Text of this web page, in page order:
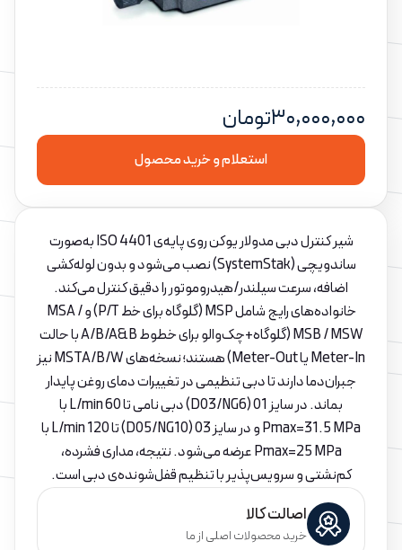
۳۰,۰۰۰,۰۰۰تومان
استعلام و خرید محصول
شیر کنترل دبی مدولار یوکن روی پایه‌ی ISO 4401 به‌صورت
ساندویچی (SystemStak) نصب می‌شود و بدون لوله‌کشی
اضافه، سرعت سیلندر/هیدروموتور را دقیق کنترل می‌کند.
خانواده‌های رایج شامل MSP (گلوگاه برای خط P/T) و MSA /
MSB / MSW (گلوگاه‌+چک‌والو برای خطوط A/B/A&B با حالت
Meter-In یا Meter-Out) هستند؛ نسخه‌های MSTA/B/W نیز
جبران‌دما دارند تا دبی تنظیمی در تغییرات دمای روغن پایدار
بماند. در سایز 01 (D03/NG6) دبی نامی تا 60 L/min با
Pmax=31.5 MPa و در سایز 03 (D05/NG10) تا 120 L/min با
Pmax=25 MPa عرضه می‌شود. نتیجه، مداری فشرده،
کم‌نشتی و سرویس‌پذیر با تنظیم قفل‌شونده‌ی دبی است.
اصالت کالا
خرید محصولات اصلی از ما